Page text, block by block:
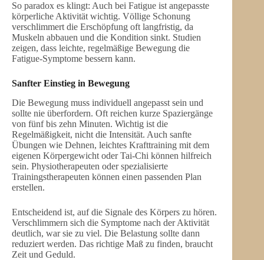
So paradox es klingt: Auch bei Fatigue ist angepasste
körperliche Aktivität wichtig. Völlige Schonung
verschlimmert die Erschöpfung oft langfristig, da
Muskeln abbauen und die Kondition sinkt. Studien
zeigen, dass leichte, regelmäßige Bewegung die
Fatigue-Symptome bessern kann.
Sanfter Einstieg in Bewegung
Die Bewegung muss individuell angepasst sein und
sollte nie überfordern. Oft reichen kurze Spaziergänge
von fünf bis zehn Minuten. Wichtig ist die
Regelmäßigkeit, nicht die Intensität. Auch sanfte
Übungen wie Dehnen, leichtes Krafttraining mit dem
eigenen Körpergewicht oder Tai-Chi können hilfreich
sein. Physiotherapeuten oder spezialisierte
Trainingstherapeuten können einen passenden Plan
erstellen.
Entscheidend ist, auf die Signale des Körpers zu hören.
Verschlimmern sich die Symptome nach der Aktivität
deutlich, war sie zu viel. Die Belastung sollte dann
reduziert werden. Das richtige Maß zu finden, braucht
Zeit und Geduld.